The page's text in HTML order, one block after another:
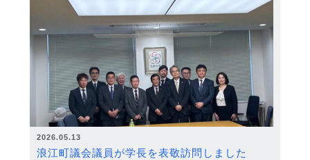
2026.05.13
浪江町議会議員が学長を表敬訪問しました